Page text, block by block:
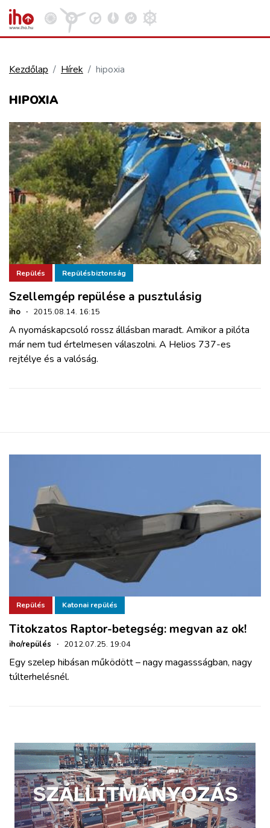
KÖZÚT
REPÜLÉS
KÖZLEKEDÉSFEJLESZTÉS
ELLÁTÁSI LÁNC
ZÖLDÚT
HAJÓZÁS
BLOG
BELÉPÉS
REGISZTRÁCIÓ
Kezdőlap Hírek hipoxia
HIPOXIA
Repülés Repülésbiztonság
Szellemgép repülése a pusztulásig
iho · 2015.08.14. 16:15
A nyomáskapcsoló rossz állásban maradt. Amikor a pilóta
már nem tud értelmesen válaszolni. A Helios 737-es
rejtélye és a valóság.
Repülés Katonai repülés
Titokzatos Raptor-betegség: megvan az ok!
iho/repülés · 2012.07.25. 19:04
Egy szelep hibásan működött – nagy magassságban, nagy
túlterhelésnél.